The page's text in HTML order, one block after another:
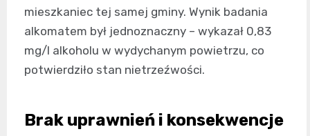
mieszkaniec tej samej gminy. Wynik badania
alkomatem był jednoznaczny – wykazał 0,83
mg/l alkoholu w wydychanym powietrzu, co
potwierdziło stan nietrzeźwości.
Brak uprawnień i konsekwencje